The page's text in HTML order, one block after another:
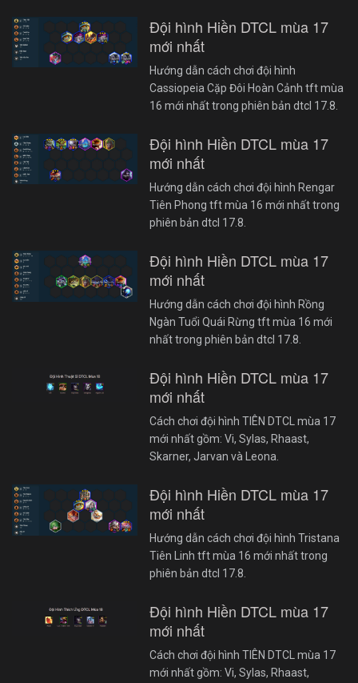
Đội hình Hiền DTCL mùa 17
mới nhất
Hướng dẫn cách chơi đội hình
Cassiopeia Cặp Đôi Hoàn Cảnh tft mùa
16 mới nhất trong phiên bản dtcl 17.8.
Đội hình Hiền DTCL mùa 17
mới nhất
Hướng dẫn cách chơi đội hình Rengar
Tiên Phong tft mùa 16 mới nhất trong
phiên bản dtcl 17.8.
Đội hình Hiền DTCL mùa 17
mới nhất
Hướng dẫn cách chơi đội hình Rồng
Ngàn Tuổi Quái Rừng tft mùa 16 mới
nhất trong phiên bản dtcl 17.8.
Đội hình Hiền DTCL mùa 17
mới nhất
Cách chơi đội hình TIÊN DTCL mùa 17
mới nhất gồm: Vi, Sylas, Rhaast,
Skarner, Jarvan và Leona.
Đội hình Hiền DTCL mùa 17
mới nhất
Hướng dẫn cách chơi đội hình Tristana
Tiên Linh tft mùa 16 mới nhất trong
phiên bản dtcl 17.8.
Đội hình Hiền DTCL mùa 17
mới nhất
Cách chơi đội hình TIÊN DTCL mùa 17
mới nhất gồm: Vi, Sylas, Rhaast,